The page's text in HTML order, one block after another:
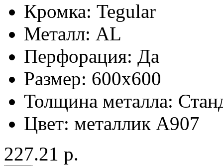
Кромка: Tegular
Металл: AL
Перфорация: Да
Размер: 600x600
Толщина металла:
Цвет: металлик А907
227.21 р.